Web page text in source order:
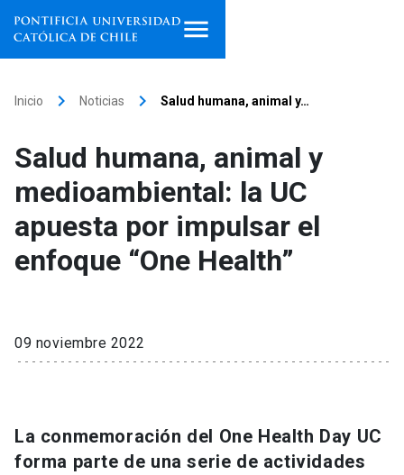
Facultades, escuelas e
institutos
Investigación
Información para keyboard_arrow_down
Inicio keyboard_arrow_right Noticias keyboard_arrow_right Salud humana, animal y…
Salud humana, animal y
medioambiental: la UC
apuesta por impulsar el
enfoque “One Health”
09 noviembre 2022
La conmemoración del One Health Day UC
forma parte de una serie de actividades